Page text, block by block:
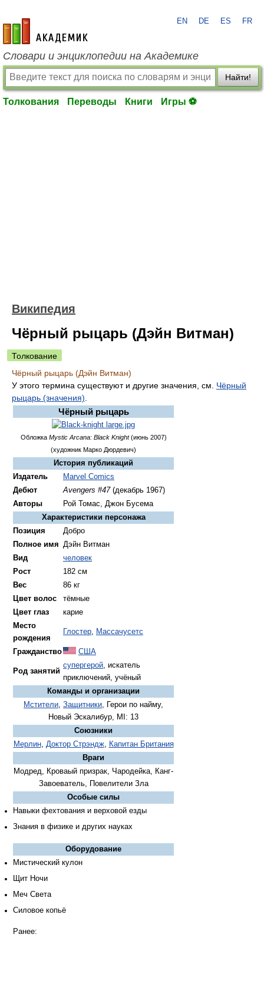
academic.ru
EN DE ES FR
Словари и энциклопедии на Академике
Найти!
Толкования Переводы Книги Игры ⚽
Википедия
Чёрный рыцарь (Дэйн Витман)
Толкование
Чёрный рыцарь (Дэйн Витман)
У этого термина существуют и другие значения, см. Чёрный
рыцарь (значения)
Чёрный рыцарь
Обложка Mystic Arcana: Black Knight(июнь 2007)
(художник Марко Дюрдевич)
История публикаций
Издатель
Marvel Comics
Дебют
Avengers #47(декабрь 1967)
Авторы
Рой Томас, Джон Бусема
Характеристики персонажа
Позиция
Добро
Полное имя Дэйн Витман
Вид
человек
Рост
182 см
Вес
86 кг
Цвет волос
тёмные
Цвет глаз
карие
Место
рождения
Глостер, Массачусетс
Гражданство США
Род занятий
супергерой, искатель
приключений, учёный
Команды и организации
Мстители, Защитники, Герои по найму,
Новый Эскалибур, MI: 13
Союзники
Мерлин, Доктор Стрэндж, Капитан Британия
Враги
Модред, Кроваый призрак, Чародейка, Канг-
Завоеватель, Повелители Зла
Особые силы
Навыки фехтования и верховой езды
Знания в физике и других науках
Оборудование
Мистический кулон
Щит Ночи
Меч Света
Силовое копьё
Ранее: